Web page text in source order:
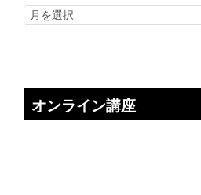
オンライン講座